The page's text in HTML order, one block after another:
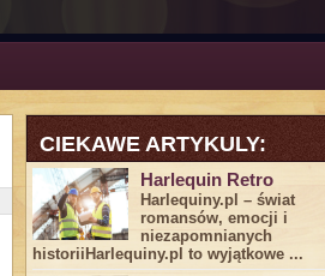
CIEKAWE ARTYKULY:
Harlequin Retro
Harlequiny.pl – świat
romansów, emocji i
niezapomnianych
historiiHarlequiny.pl to wyjątkowe ...